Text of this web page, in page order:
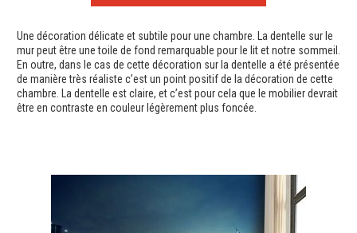
Une décoration délicate et subtile pour une chambre. La dentelle sur le
mur peut être une toile de fond remarquable pour le lit et notre sommeil.
En outre, dans le cas de cette décoration sur la dentelle a été présentée
de manière très réaliste c’est un point positif de la décoration de cette
chambre. La dentelle est claire, et c’est pour cela que le mobilier devrait
être en contraste en couleur légèrement plus foncée.